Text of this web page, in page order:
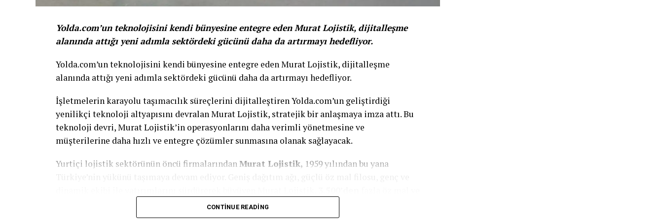
Yolda.com’un teknolojisini kendi bünyesine entegre eden Murat Lojistik, dijitalleşme
alanında attığı yeni adımla sektördeki gücünü daha da artırmayı hedefliyor.
Yolda.com’un teknolojisini kendi bünyesine entegre eden Murat Lojistik, dijitalleşme
alanında attığı yeni adımla sektördeki gücünü daha da artırmayı hedefliyor.
İşletmelerin karayolu taşımacılık süreçlerini dijitalleştiren Yolda.com’un geliştirdiği
yenilikçi teknoloji altyapısını devralan Murat Lojistik, stratejik bir anlaşmaya imza attı. Bu
teknoloji devri, Murat Lojistik’in operasyonlarını daha verimli yönetmesine ve
müşterilerine daha hızlı ve entegre çözümler sunmasına olanak sağlayacak.
Yurtiçi lojistik sektörünün öncü firmalarındanMurat Lojistik, 1959 yılından bu yana
kiralık filomuzla soğuk, donuk, kuru gıda ve gıda dışı gönderileri, Türkiye’nin her noktasına
tam zamanında prensibine göre ulaştırıyor.
CONTINUE READING